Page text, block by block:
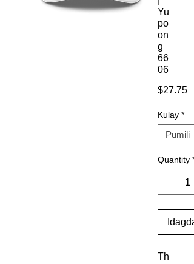
Yu
po
on
g
66
06
$27.75
Kulay *
Quantity *
Th